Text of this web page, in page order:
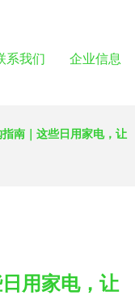
系我们 企业信息
南｜这些日用家电，让
用家电，让